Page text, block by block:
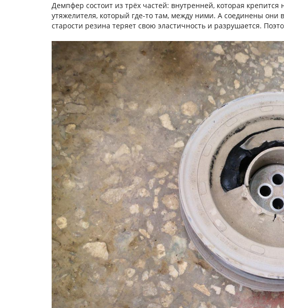
Демпфер состоит из трёх частей: внутренней, которая
утяжелителя, который где-то там, между ними. А соединены они
старости резина теряет свою эластичность и разрушается.